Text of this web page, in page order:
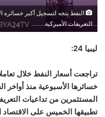
النفط يتجه لتسجيل أكبر خسائره
التعريفات الأميركية
ليبيا 24:
تراجعت أسعار النفط خلال
خسائرها الأسبوعية منذ
المستثمرين من تداعيات
تطبيقها الخميس على الاقتصاد